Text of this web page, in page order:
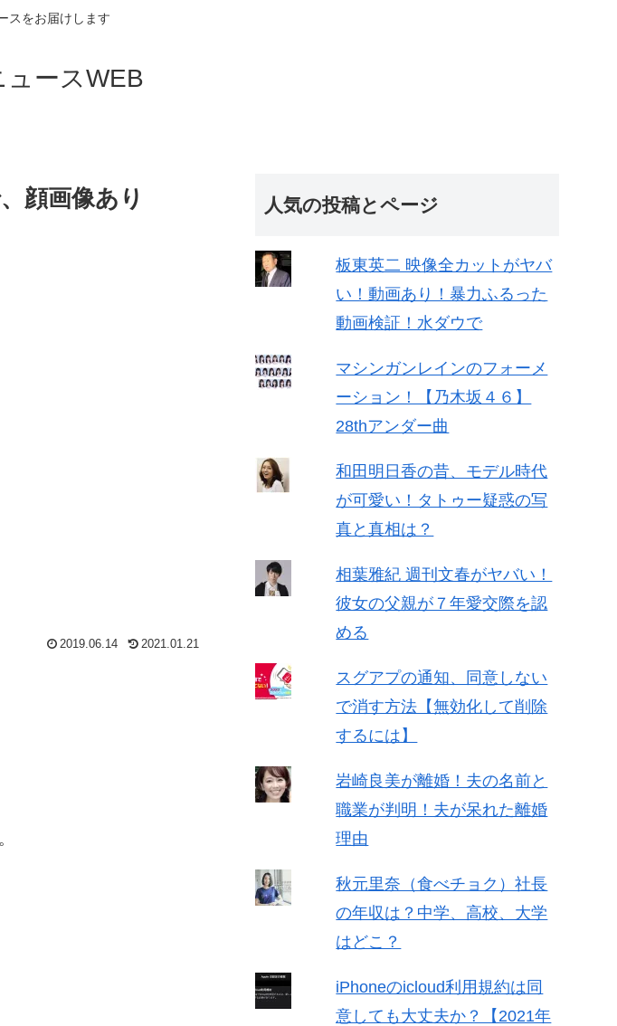
スをお届けします
ュースWEB
顔画像あり
2019.06.14 2021.01.21
人気の投稿とページ
板東英二 映像全カットがヤバ
い！動画あり！暴力ふるった
動画検証！水ダウで
マシンガンレインのフォーメ
ーション！【乃木坂４６】
28thアンダー曲
和田明日香の昔、モデル時代
が可愛い！タトゥー疑惑の写
真と真相は？
相葉雅紀 週刊文春がヤバい！
彼女の父親が７年愛交際を認
める
スグアプの通知、同意しない
で消す方法【無効化して削除
するには】
岩崎良美が離婚！夫の名前と
職業が判明！夫が呆れた離婚
理由
秋元里奈（食べチョク）社長
の年収は？中学、高校、大学
はどこ？
iPhoneのicloud利用規約は同
意しても大丈夫か？【2021年